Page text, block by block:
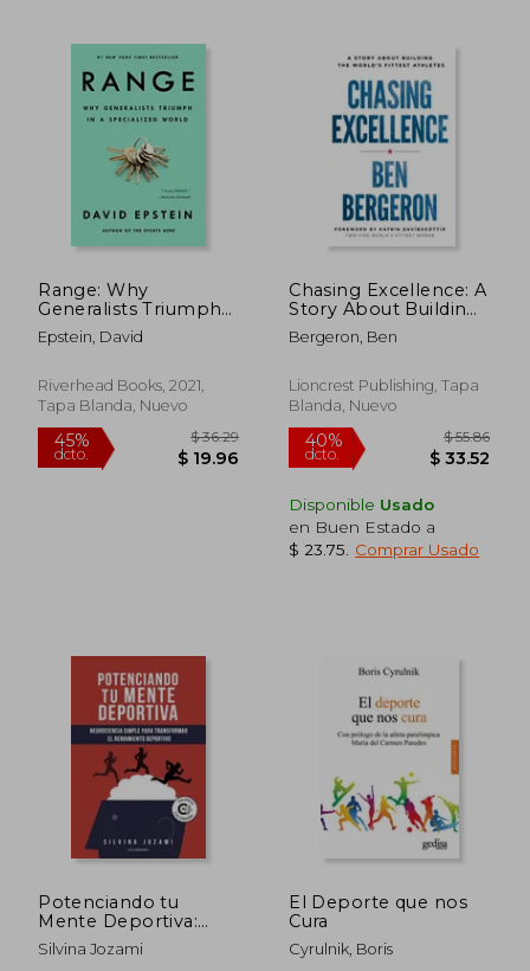
45% 40%
dcto.
Range: Why
Generalists Triumph
in a Specialized World
(en Inglés)
Epstein, David
Riverhead Books, 2021,
Tapa Blanda, Nuevo
45%
dcto. $ 19.96
Chasing Excellence: A
Story About Building
the World's Fittest
Athletes (en Inglés)
Bergeron, Ben
Lioncrest Publishing, Tapa
Blanda, Nuevo
40%
dcto.
Disponible Usado
en Buen Estado a
$ 23.75
Comprar Usado
Potenciando tu
Mente Deportiva:
Neurociencia Simple
Para Transformar el
Silvina Jozami
El Deporte que nos
Cura
Cyrulnik, Boris